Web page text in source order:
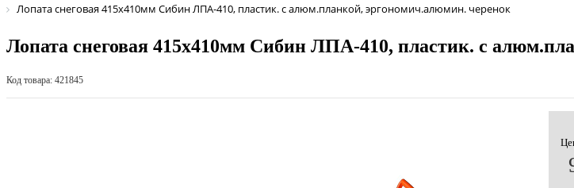
Лопата снеговая 415х410мм Сибин ЛПА-410, пластик. с алюм.планкой, эргономич.алюмин. черенок
Лопата снеговая 415х410мм Сибин ЛПА-410, пластик. с
Код товара: 421845